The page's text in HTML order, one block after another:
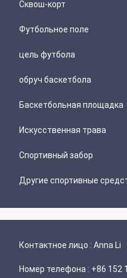
Сквош-корт
Футбольное поле
цель футбола
обруч баскетбола
Баскетбольная площадка
Искусственная трава
Спортивный забор
Другие спортивные
Контактное лицо : Anna Li
Номер телефона : +86 152